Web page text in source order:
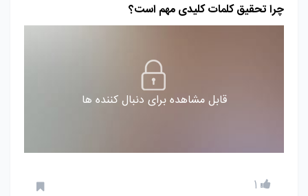
چرا تحقیق کلمات کلیدی مهم است؟
قابل مشاهده برای دنبال کننده ها
1